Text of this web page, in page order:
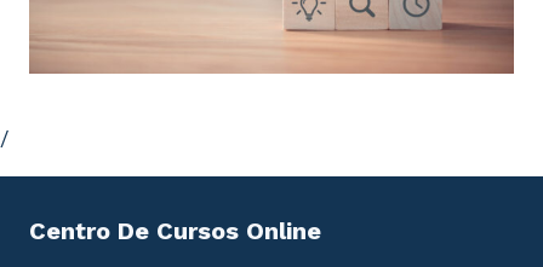
/
Centro De Cursos Online